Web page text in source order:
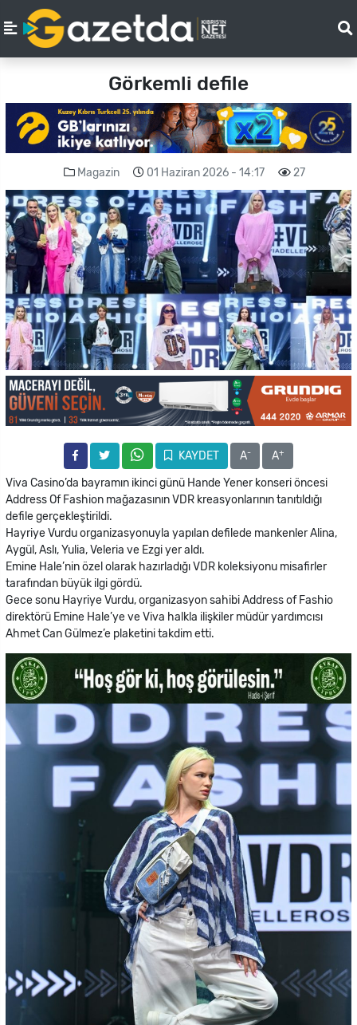
Görkemli defile
Magazin 01 Haziran 2026 - 14:17 27
KAYDET A- A+
Viva Casino’da bayramın ikinci günü Hande Yener konseri öncesi
Address Of Fashion mağazasının VDR kreasyonlarının tanıtıldığı
defile gerçekleştirildi.
Hayriye Vurdu organizasyonuyla yapılan defilede mankenler Alina,
Aygül, Aslı, Yulia, Veleria ve Ezgi yer aldı.
Emine Hale’nin özel olarak hazırladığı VDR koleksiyonu misafirler
tarafından büyük ilgi gördü.
Gece sonu Hayriye Vurdu, organizasyon sahibi Address of Fashio
direktörü Emine Hale’ye ve Viva halkla ilişkiler müdür yardımcısı
Ahmet Can Gülmez’e plaketini takdim etti.